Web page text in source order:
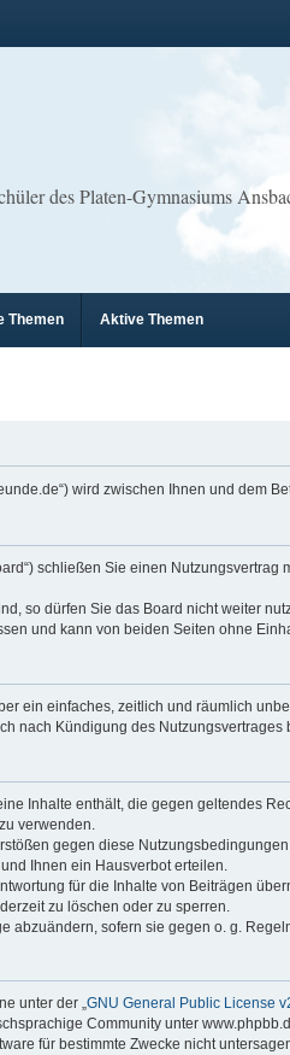
des Platen-Gymnasiums
Themen Aktive Themen
wird zwischen Ihnen und dem
schließen Sie einen
so dürfen Sie das Board nicht weiter
und kann von beiden Seiten ohne
ein einfaches, zeitlich und räumlich
nach Kündigung des Nutzungsvertrages
Inhalte enthält, die gegen geltendes
verwenden.
gegen diese
Ihnen ein Hausverbot erteilen.
für die Inhalte von Beiträgen
zu löschen oder zu sperren.
abzuändern, sofern sie gegen o. g.
unter der „GNU General Public License
Community unter
für bestimmte Zwecke nicht